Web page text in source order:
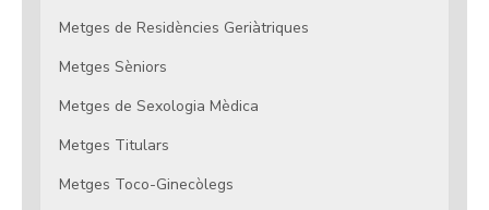
Metges de Residències Geriàtriques
Metges Sèniors
Metges de Sexologia Mèdica
Metges Titulars
Metges Toco-Ginecòlegs